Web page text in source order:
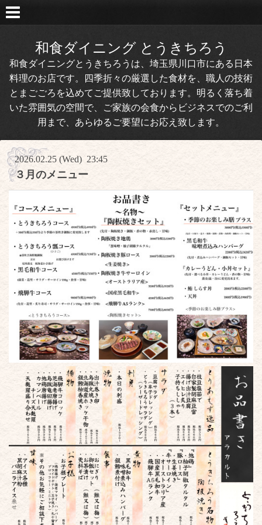
和食ダイニング とうきちろう
和食ダイニングとうきちろうは、埼玉県川口市にある日本
料理のお店です。四季折々の厳選した食材を、職人の技術
とまごごろを込めてご提供致しております。明るく落ち着
いた雰囲気の空間で、ご家族の会食からビジネスでのご利
用まで、あらゆるご要望にお応え致します。
2026.02.25 (Wed) 23:45
３月のメニュー